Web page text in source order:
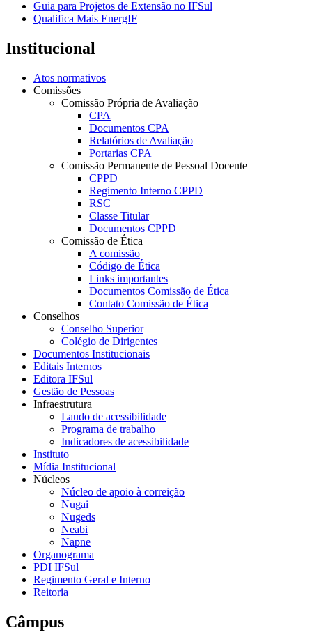
Guia para Projetos de Extensão no IFSul
Qualifica Mais EnergIF
Institucional
Atos normativos
Comissões
Comissão Própria de Avaliação
CPA
Documentos CPA
Relatórios de Avaliação
Portarias CPA
Comissão Permanente de Pessoal Docente
CPPD
Regimento Interno CPPD
RSC
Classe Titular
Documentos CPPD
Comissão de Ética
A comissão
Código de Ética
Links importantes
Documentos Comissão de Ética
Contato Comissão de Ética
Conselhos
Conselho Superior
Colégio de Dirigentes
Documentos Institucionais
Editais Internos
Editora IFSul
Gestão de Pessoas
Infraestrutura
Laudo de acessibilidade
Programa de trabalho
Indicadores de acessibilidade
Instituto
Mídia Institucional
Núcleos
Núcleo de apoio à correição
Nugai
Nugeds
Neabi
Napne
Organograma
PDI IFSul
Regimento Geral e Interno
Reitoria
Câmpus